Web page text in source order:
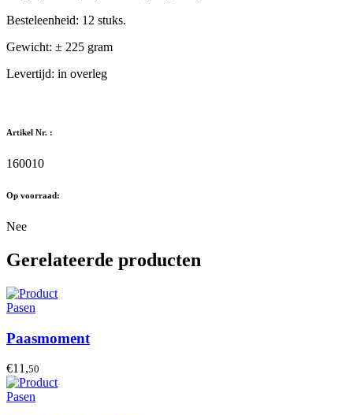
Besteleenheid: 12 stuks.
Gewicht: ± 225 gram
Levertijd: in overleg
Artikel Nr. :
160010
Op voorraad:
Nee
Gerelateerde producten
Pasen
Paasmoment
€11,50
Pasen